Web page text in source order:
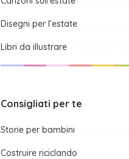
Disegni per l’estate
Libri da illustrare
Consigliati per te
Storie per bambini
Costruire riciclando